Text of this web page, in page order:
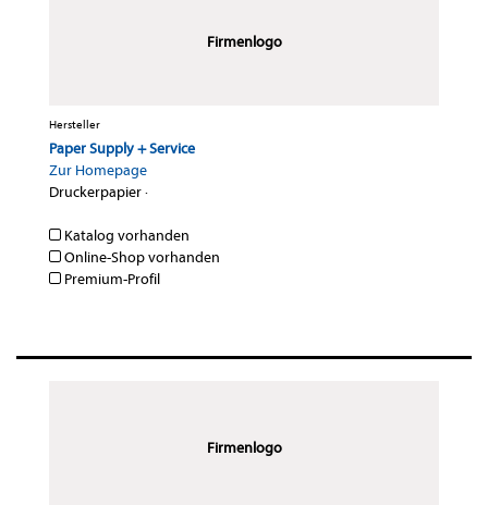
Firmenlogo
Hersteller
Paper Supply + Service
Zur Homepage
Druckerpapier·
Katalog vorhanden
Online-Shop vorhanden
Premium-Profil
Firmenlogo